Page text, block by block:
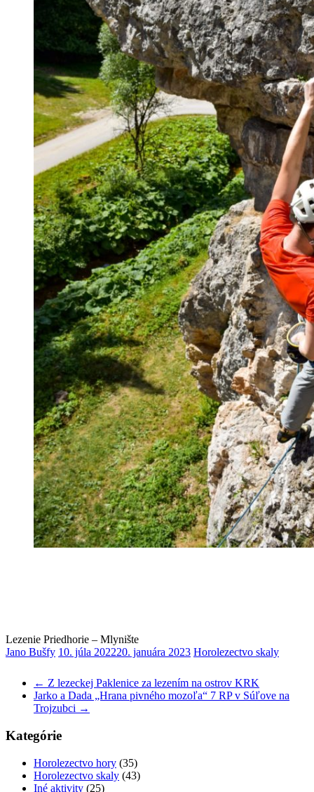
Lezenie Priedhorie – Mlynište
Jano Bušfy 10. júla 202220. januára 2023 Horolezectvo skaly
← Z lezeckej Paklenice za lezením na ostrov KRK
Jarko a Dada „Hrana pivného mozoľa“ 7 RP v Súľove na
Trojzubci →
Kategórie
Horolezectvo hory (35)
Horolezectvo skaly (43)
Iné aktivity (25)